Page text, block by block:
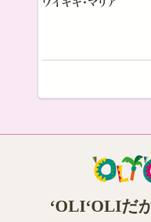
ワイキキ・マリア
ʻOLIʻOLIだ